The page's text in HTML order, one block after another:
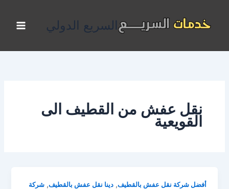
المحتوى
السريع الدولي
نقل عفش من القطيف الى
القويعية
أفضل شركة نقل عفش بالقطيف,دينا نقل عفش بالقطيف,شركة